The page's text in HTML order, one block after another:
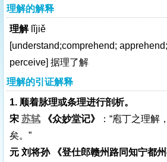
理解的解释
理解 lǐjiě
[understand;comprehend;
perceive] 据理了解
理解的引证解释
1. 顺着脉理或条理进行剖析。
宋 苏轼 《众妙堂记》
：“庖丁之理解
矣。”
元 刘将孙 《登仕郎赣州路同知宁都州